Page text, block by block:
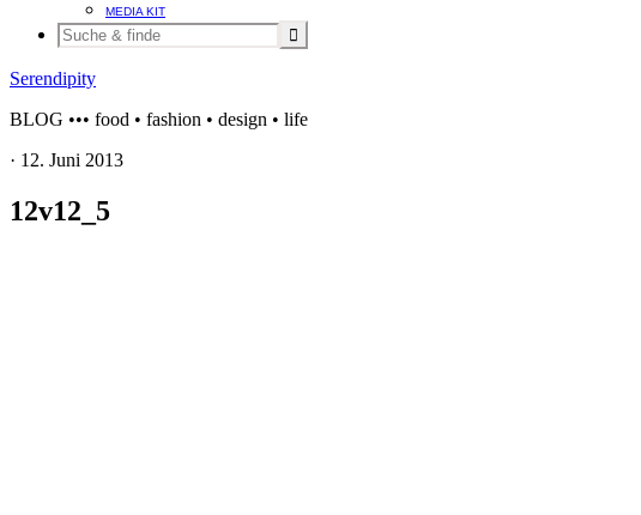
MEDIA KIT
Serendipity
BLOG ••• food • fashion • design • life
· 12. Juni 2013
12v12_5